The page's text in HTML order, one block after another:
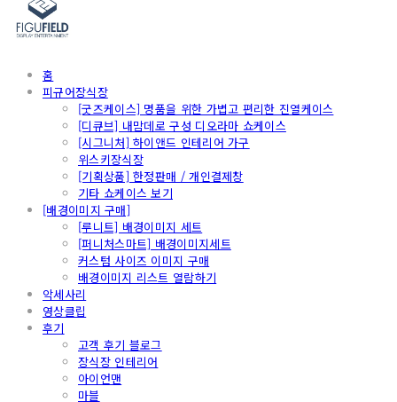
홈
피규어장식장
[굿즈케이스] 명품을 위한 가볍고 편리한 진열케이스
[디큐브] 내맘데로 구성 디오라마 쇼케이스
[시그니처] 하이앤드 인테리어 가구
위스키장식장
[기획상품] 한정판매 / 개인결제창
기타 쇼케이스 보기
[배경이미지 구매]
[루니트] 배경이미지 세트
[퍼니처스마트] 배경이미지세트
커스텀 사이즈 이미지 구매
배경이미지 리스트 열람하기
악세사리
영상클립
후기
고객 후기 블로그
장식장 인테리어
아이언맨
마블